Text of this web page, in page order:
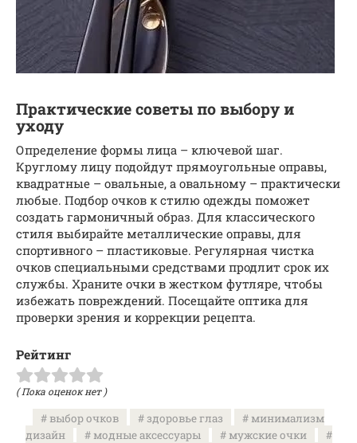
Практические советы по выбору и
уходу
Определение формы лица – ключевой шаг.
Круглому лицу подойдут прямоугольные оправы,
квадратные – овальные, а овальному – практически
любые. Подбор очков к стилю одежды поможет
создать гармоничный образ. Для классического
стиля выбирайте металлические оправы, для
спортивного – пластиковые. Регулярная чистка
очков специальными средствами продлит срок их
службы. Храните очки в жестком футляре, чтобы
избежать повреждений. Посещайте оптика для
проверки зрения и коррекции рецепта.
Рейтинг
( Пока оценок нет )
выбор очков здоровье глаз
минимализм
дизайн
модные аксессуары
мужские очки